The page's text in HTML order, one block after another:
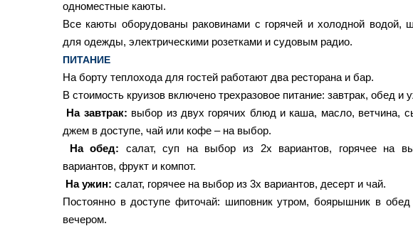
одноместные каюты.
Все каюты оборудованы раковинами с горячей и холодной водой,
для одежды, электрическими розетками и судовым радио.
ПИТАНИЕ
На борту теплохода для гостей работают два ресторана и бар.
В стоимость круизов включено трехразовое питание: завтрак, обед и
На завтрак: выбор из двух горячих блюд и каша, масло, ветчина,
джем в доступе, чай или кофе – на выбор.
На обед: салат, суп на выбор из 2х вариантов, горячее на
вариантов, фрукт и компот.
На ужин: салат, горячее на выбор из 3х вариантов, десерт и чай.
Постоянно в доступе фиточай: шиповник утром, боярышник в
вечером.